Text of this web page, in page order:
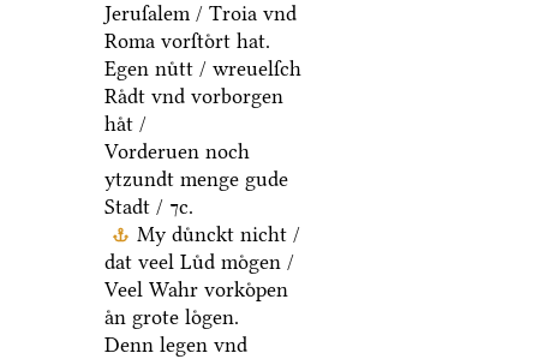
Jeruſalem / Troia vnd
Roma vorſtoͤrt hat.
Egen nuͤtt / wreuelſch
Raͤdt vnd vorborgen
haͤt /
Vorderuen noch
ytzundt menge gude
Stadt / ⁊c.
My duͤnckt nicht /
dat veel Luͤd moͤgen /
Veel Wahr vorkoͤpen
aͤn grote loͤgen.
Denn legen vnd